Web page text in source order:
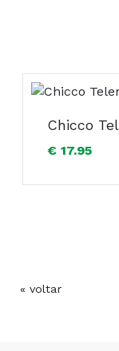
Chicco
€ 17.95
« voltar